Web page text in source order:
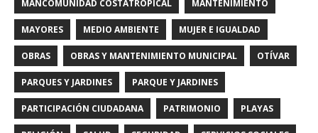
MANCOMUNIDAD COSTATROPICAL MANTENIMIENTO
MAYORES MEDIO AMBIENTE MUJER E IGUALDAD
OBRAS OBRAS Y MANTENIMIENTO MUNICIPAL OTÍVAR
PARQUES Y JARDINES PARQUE Y JARDINES
PARTICIPACIÓN CIUDADANA PATRIMONIO PLAYAS